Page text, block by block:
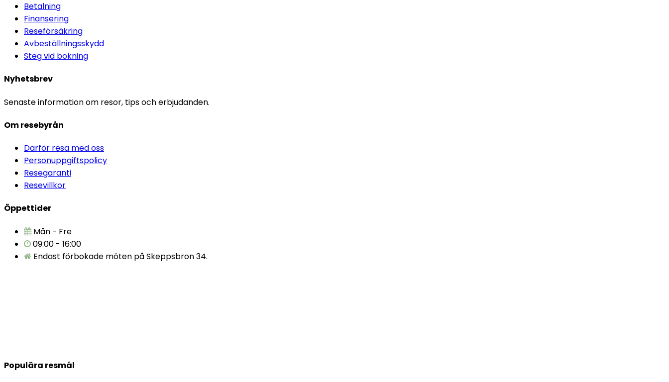
Betalning
Finansering
Reseförsäkring
Avbeställningsskydd
Steg vid bokning
Nyhetsbrev
Senaste information om resor, tips och erbjudanden.
Om resebyrån
Därför resa med oss
Personuppgiftspolicy
Resegaranti
Resevillkor
Öppettider
Mån - Fre
09:00 - 16:00
Endast förbokade möten på Skeppsbron 34.
Populära resmål